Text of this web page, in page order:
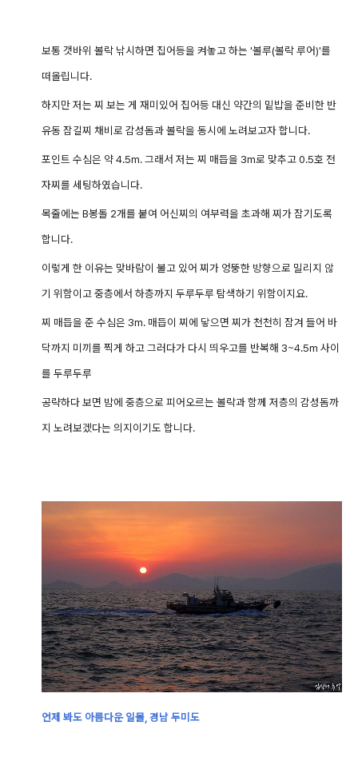
보통 갯바위 볼락 낚시하면 집어등을 켜놓고 하는 '볼루(볼락 루어)'를
떠올립니다.
하지만 저는 찌 보는 게 재미있어 집어등 대신 약간의 밑밥을 준비한 반
유동 잠길찌 채비로 감성돔과 볼락을 동시에 노려보고자 합니다.
포인트 수심은 약 4.5m. 그래서 저는 찌 매듭을 3m로 맞추고 0.5호 전
자찌를 세팅하였습니다.
목줄에는 B봉돌 2개를 붙여 어신찌의 여부력을 초과해 찌가 잠기도록
합니다.
이렇게 한 이유는 맞바람이 불고 있어 찌가 엉뚱한 방향으로 밀리지 않
기 위함이고 중층에서 하층까지 두루두루 탐색하기 위함이지요.
찌 매듭을 준 수심은 3m. 매듭이 찌에 닿으면 찌가 천천히 잠겨 들어 바
닥까지 미끼를 찍게 하고 그러다가 다시 띄우고를 반복해 3~4.5m 사이
를 두루두루
공략하다 보면 밤에 중층으로 피어오르는 볼락과 함께 저층의 감성돔까
지 노려보겠다는 의지이기도 합니다.
언제 봐도 아름다운 일몰, 경남 두미도